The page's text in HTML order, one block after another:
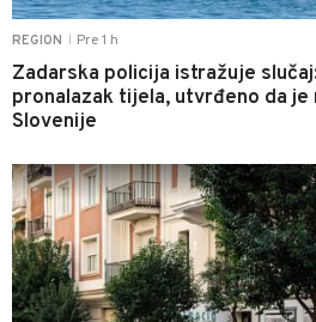
REGION Pre 1 h
Zadarska policija istražuje
pronalazak tijela, utvrđeno da je
Slovenije